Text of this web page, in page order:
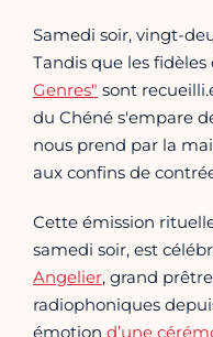
Samedi soir, vingt-
Tandis que les fidèles
Genres" sont
du Chéné s'empare
nous prend par la
aux confins de
Cette émission
samedi soir, est
Angelier, grand
radiophoniques
émotion d’une